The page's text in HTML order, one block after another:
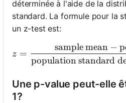
déterminée à l'aide de la
standard. La formule pour la
un z-test est:
z
z =
population standard
sample mean −
Une p-value peut-elle
1?